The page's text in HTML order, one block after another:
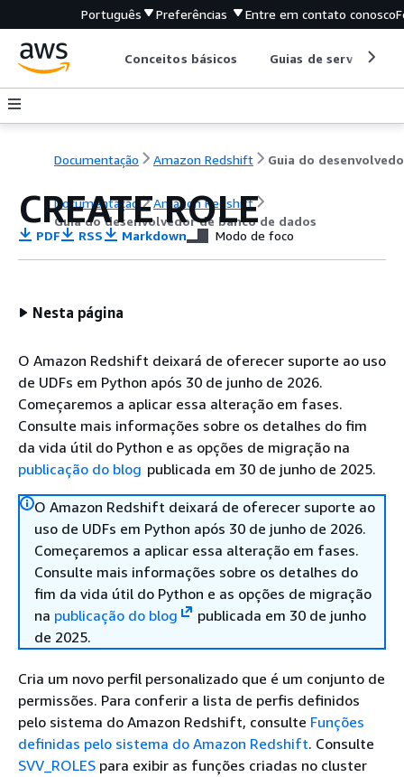
Português Preferências Entre em contato conosco
Conceitos básicos Guias de serviço
Documentação Amazon Redshift
Documentação
Amazon Redshift
Guia do desenvolvedor de banco de dados
CREATE ROLE
PDF RSS Markdown Modo de foco
Nesta página
O Amazon Redshift deixará de oferecer suporte ao uso
de UDFs em Python após 30 de junho de 2026.
Começaremos a aplicar essa alteração em fases.
Consulte mais informações sobre os detalhes do fim
da vida útil do Python e as opções de migração na
publicação do blog publicada em 30 de junho de 2025.
O Amazon Redshift deixará de oferecer suporte ao
uso de UDFs em Python após 30 de junho de 2026.
Começaremos a aplicar essa alteração em fases.
Consulte mais informações sobre os detalhes do
fim da vida útil do Python e as opções de migração
na publicação do blog
publicada em 30 de junho
de 2025.
Cria um novo perfil personalizado que é um conjunto de
permissões. Para conferir a lista de perfis definidos
pelo sistema do Amazon Redshift, consulte Funções
definidas pelo sistema do Amazon Redshift. Consulte
SVV_ROLES para exibir as funções criadas no cluster